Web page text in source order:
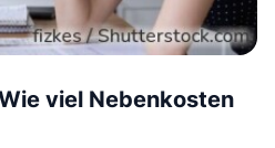
viel Nebenkosten